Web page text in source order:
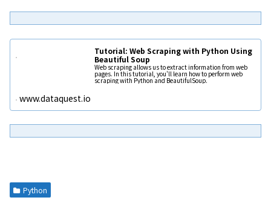
Tutorial: Web Scraping with Python Using
Beautiful Soup
Web scraping allows us to extract information from web
pages. In this tutorial, you'll learn how to perform web
scraping with Python and BeautifulSoup.
www.dataquest.io
Python